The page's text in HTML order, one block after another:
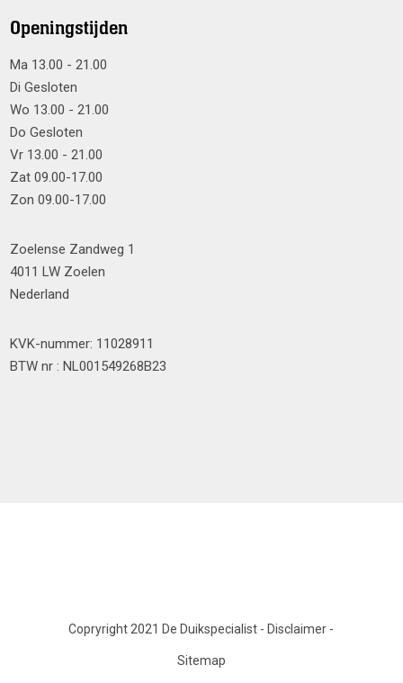
Openingstijden
Ma 13.00 - 21.00
Di Gesloten
Wo 13.00 - 21.00
Do Gesloten
Vr 13.00 - 21.00
Zat 09.00-17.00
Zon 09.00-17.00
Zoelense Zandweg 1
4011 LW Zoelen
Nederland
KVK-nummer: 11028911
BTW nr : NL001549268B23
Copryright 2021 De Duikspecialist - Disclaimer -
Sitemap